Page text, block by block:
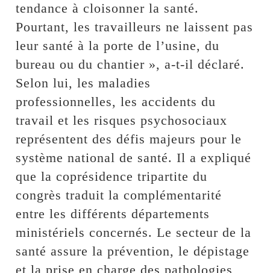
tendance à cloisonner la santé.
Pourtant, les travailleurs ne laissent pas
leur santé à la porte de l’usine, du
bureau ou du chantier », a-t-il déclaré.
Selon lui, les maladies
professionnelles, les accidents du
travail et les risques psychosociaux
représentent des défis majeurs pour le
système national de santé. Il a expliqué
que la coprésidence tripartite du
congrès traduit la complémentarité
entre les différents départements
ministériels concernés. Le secteur de la
santé assure la prévention, le dépistage
et la prise en charge des pathologies